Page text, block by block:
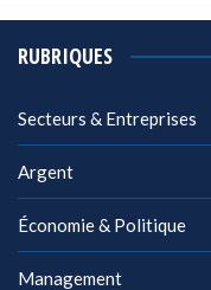
RUBRIQUES
Secteurs & Entreprises
Argent
Économie & Politique
Management